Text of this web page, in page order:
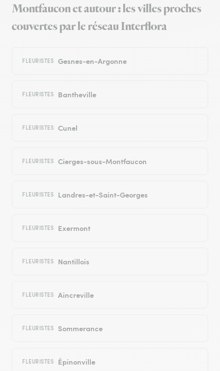
Montfaucon et autour : les villes proches
couvertes par le réseau Interflora
FLEURISTES Gesnes-en-Argonne
FLEURISTES Bantheville
FLEURISTES Cunel
FLEURISTES Cierges-sous-Montfaucon
FLEURISTES Landres-et-Saint-Georges
FLEURISTES Exermont
FLEURISTES Nantillois
FLEURISTES Aincreville
FLEURISTES Sommerance
FLEURISTES Épinonville